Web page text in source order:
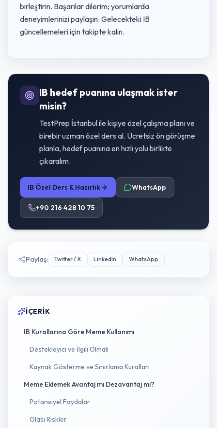
birleştirin. Başarılar dilerim; yorumlarda
deneyimlerinizi paylaşın. Gelecekteki IB
güncellemeleri için takipte kalın.
IB hedef puanına ulaşmak ister
misin?
TestPrep İstanbul ile kişiye özel çalışma planı ve
birebir uzman özel ders al. Ücretsiz ön görüşme
planla, hedef puanına en hızlı yolu birlikte
çıkaralım.
IB Özel Ders & Hazırlık WhatsApp
+90 216 428 10 75
Paylaş: Twitter / X LinkedIn WhatsApp
İÇERIK
IB Kurallarına Göre Meme Kullanımı
Destekleyici ve İlgili Olmalı
Kaynak Gösterme ve Sınırlama Kuralları
Meme Eklemek Avantaj mı Dezavantaj mı?
Potansiyel Faydalar
Olası Riskler